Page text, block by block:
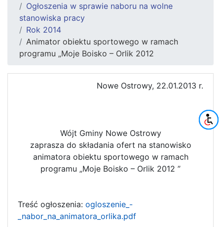
Ogłoszenia w sprawie naboru na wolne
stanowiska pracy
Rok 2014
Animator obiektu sportowego w ramach
programu „Moje Boisko – Orlik 2012
Nowe Ostrowy, 22.01.2013 r.
Wójt Gminy Nowe Ostrowy
zaprasza do składania ofert na stanowisko
animatora obiektu sportowego w ramach
programu „Moje Boisko – Orlik 2012 ”
Treść ogłoszenia: ogloszenie_-
_nabor_na_animatora_orlika.pdf